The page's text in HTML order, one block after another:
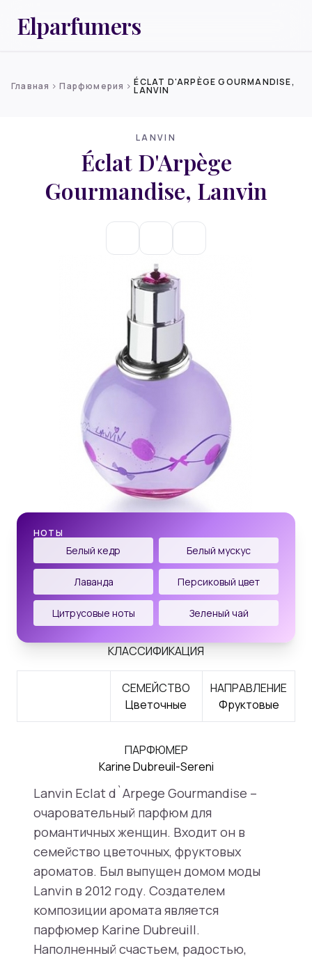
Elparfumers
Главная chevron_rightПарфюмерия chevron_rightÉCLAT D'ARPÈGE GOURMANDISE,
LANVIN
LANVIN
Éclat D'Arpège
Gourmandise, Lanvin
НОТЫ
Белый кедр Белый мускус
Лаванда Персиковый цвет
Цитрусовые ноты Зеленый чай
КЛАССИФИКАЦИЯ
СЕМЕЙСТВО
Цветочные
НАПРАВЛЕНИЕ
Фруктовые
ПАРФЮМЕР
Karine Dubreuil-Sereni
Lanvin Eclat d`Arpege Gourmandise –
очаровательный парфюм для
романтичных женщин. Входит он в
семейство цветочных, фруктовых
ароматов. Был выпущен домом моды
Lanvin в 2012 году. Создателем
композиции аромата является
парфюмер Karine Dubreuill.
Наполненный счастьем, радостью,